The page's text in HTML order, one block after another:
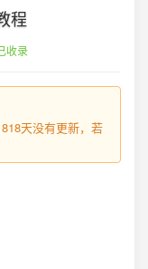
程
收录
天没有更新，若